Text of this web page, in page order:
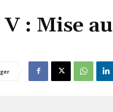
: Mise au